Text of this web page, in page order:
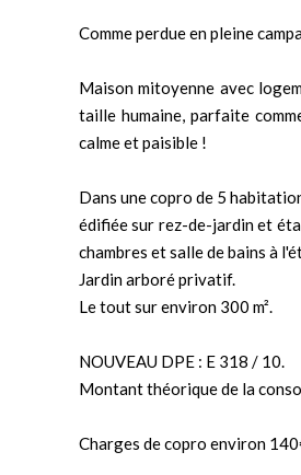
Comme perdue en pleine
Maison mitoyenne avec
taille humaine, parfaite
calme et paisible !
Dans une copro de 5
édifiée sur rez-de-jardin et
chambres et salle de bains à
Jardin arboré privatif.
Le tout sur environ 300 m².
NOUVEAU DPE : E 318 / 10.
Montant théorique de la
Charges de copro environ